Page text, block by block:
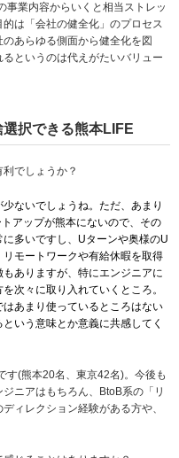
事業内容からいくと相当ストレッ
は「会社の健全化」のプロセス
あらゆる側面から健全化を図
というのは代えがたいバリュー
択できる熊本LIFE
でしょうか？
ないでしょうね。ただ、あまり
アップが熊本にないので、その
多いですし、Uターンや奥様のU
モートワークや有給休暇を取得
ありますが、特にエンジニアに
次々に取り入れていくところ。
あまり使っているところはない
いう意味とか意義に共感してく
す(熊本20名、東京42名)。今後も
ニアはもちろん、BtoB系の「リ
ィレクション経験がある方や、